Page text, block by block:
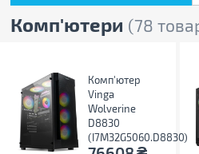
Комп'ютери (78
Комп'ютер
Vinga
Wolverine
D8830
(I7M32G5060.D8830)